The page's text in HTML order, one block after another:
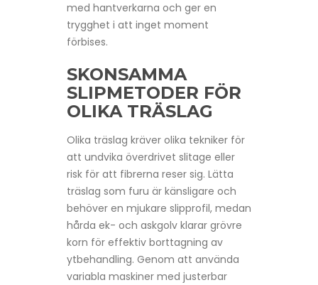
med hantverkarna och ger en
trygghet i att inget moment
förbises.
SKONSAMMA
SLIPMETODER FÖR
OLIKA TRÄSLAG
Olika träslag kräver olika tekniker för
att undvika överdrivet slitage eller
risk för att fibrerna reser sig. Lätta
träslag som furu är känsligare och
behöver en mjukare slipprofil, medan
hårda ek- och askgolv klarar grövre
korn för effektiv borttagning av
ytbehandling. Genom att använda
variabla maskiner med justerbar